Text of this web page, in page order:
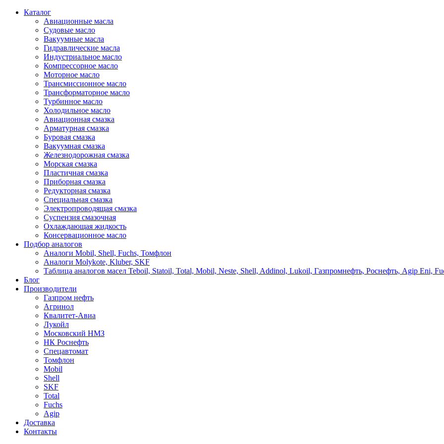
Каталог
Авиационные масла
Судовые масло
Вакуумные масла
Гидравлические масла
Индустриальное масло
Компрессорное масло
Моторное масло
Трансмиссионное масло
Трансформаторное масло
Турбинное масло
Холодильное масло
Авиационная смазка
Арматурная смазка
Буровая смазка
Вакуумная смазка
Железнодорожная смазка
Морская смазка
Пластичная смазка
Приборная смазка
Редукторная смазка
Специальная смазка
Электропроводящая смазка
Суспензия смазочная
Охлаждающая жидкость
Консервационное масло
Подбор аналогов
Аналоги Mobil, Shell, Fuchs, Томфлон
Аналоги Molykote, Kluber, SKF
Таблица аналогов масел Teboil, Statoil, Total, Mobil, Neste, Shell, Addinol, Lukoil, Газпромнефть, Роснефть, Agip Eni,
Блог
Производители
Газпром нефть
Агринол
Квалитет-Авиа
Лукойл
Московский НМЗ
НК Роснефть
Спецавтомат
Томфлон
Mobil
Shell
SKF
Total
Fuchs
Agip
Доставка
Контакты